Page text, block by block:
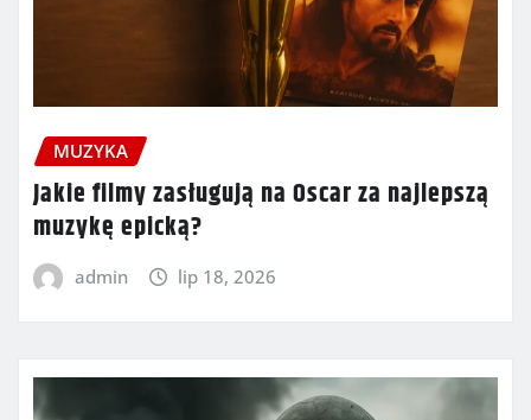
MUZYKA
Jakie filmy zasługują na Oscar za najlepszą
muzykę epicką?
admin lip 18, 2026